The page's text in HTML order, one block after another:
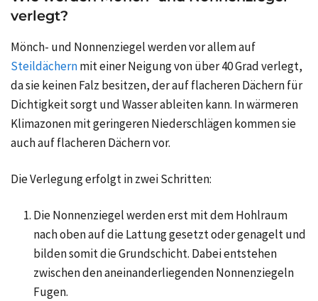
verlegt?
Mönch- und Nonnenziegel werden vor allem auf
Steildächernmit einer Neigung von über 40 Grad verlegt,
da sie keinen Falz besitzen, der auf flacheren Dächern für
Dichtigkeit sorgt und Wasser ableiten kann. In wärmeren
Klimazonen mit geringeren Niederschlägen kommen sie
auch auf flacheren Dächern vor.
Die Verlegung erfolgt in zwei Schritten:
Die Nonnenziegel werden erst mit dem Hohlraum
nach oben auf die Lattung gesetzt oder genagelt und
bilden somit die Grundschicht. Dabei entstehen
zwischen den aneinanderliegenden Nonnenziegeln
Fugen.